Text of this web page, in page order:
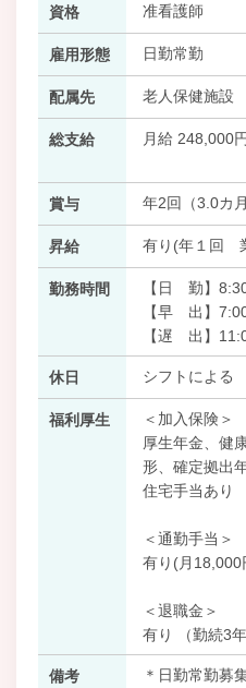
資格 准看護師
雇用形態 日勤常勤
配属先 老人保健施設
総支給 月給 248,000
賞与 年2回（3.0カ
昇給 有り(年１回
勤務時間
【日 勤】
【早 出】
【遅 出】
休日 シフトによる
福利厚生
＜加入保険＞
厚生年金、健
形、確定拠出
住宅手当あり
＜通勤手当＞
有り(月18,000
＜退職金＞
有り （勤続3年
備考
＊日勤常勤募